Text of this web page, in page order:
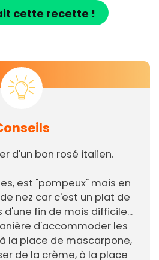
cette recette !
d'un bon rosé italien.
est "pompeux" mais en
nez car c'est un plat de
fin de mois difficile...
d'accommoder les
la place de mascarpone,
de la crème, à la place